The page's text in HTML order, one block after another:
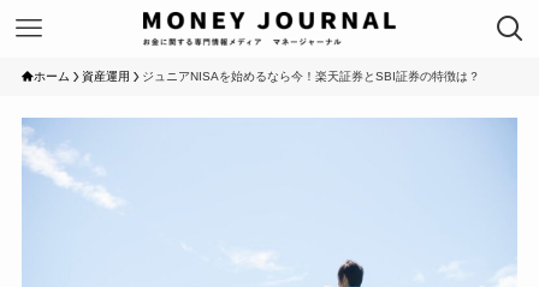
ホーム 資産運用 ジュニアNISAを始めるなら今！楽天証券とSBI証券の特徴は？